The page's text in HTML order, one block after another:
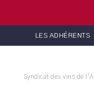
LES ADHÉRENTS
Syndicat des vins de